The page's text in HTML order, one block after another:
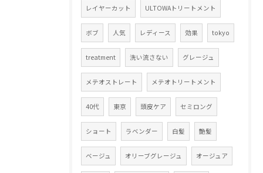
レイヤーカット ULTOWAトリートメント
ボブ 人気 レディース 効果 tokyo
treatment 洗い流さない グレージュ
メテオストレート メテオトリートメント
40代 東京 頭皮ケア セミロング
ショート ラベンダー 白髪 艶髪
ベージュ オリーブグレージュ オージュア